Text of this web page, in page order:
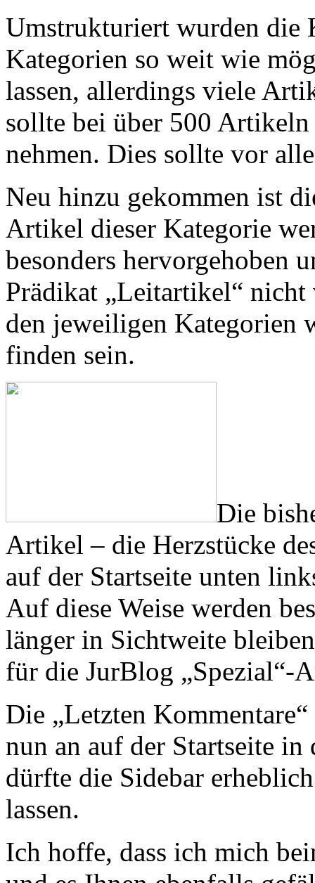
Umstrukturiert wurden die
Kategorien so weit wie
lassen, allerdings viele
sollte bei über 500
nehmen. Dies sollte vor
Neu hinzu gekommen ist
Artikel dieser Kategorie
besonders hervorgehoben
Prädikat „Leitartikel“
den jeweiligen Kategorien
finden sein.
Die
Artikel – die Herzstücke
auf der Startseite unten
Auf diese Weise werden
länger in Sichtweite
für die JurBlog „Spezial“-
Die „Letzten
nun an auf der Startseite
dürfte die Sidebar
lassen.
Ich hoffe, dass ich mich